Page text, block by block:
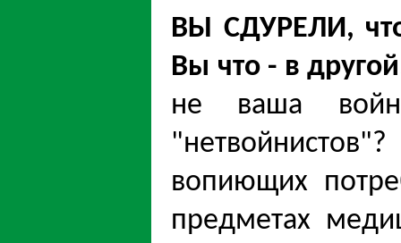
ВЫ СДУРЕЛИ,
Вы что - в
не ваша
вопиющих
предметах